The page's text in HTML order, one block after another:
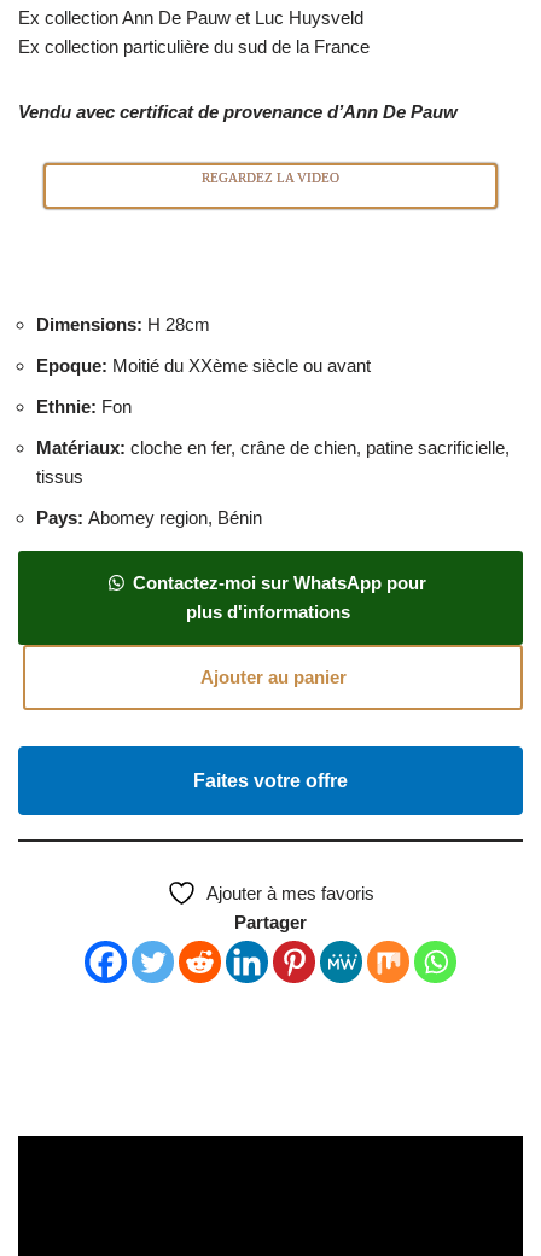
Ex collection Ann De Pauw et Luc Huysveld
Ex collection particulière du sud de la France
Vendu avec certificat de provenance d’Ann De Pauw
REGARDEZ LA VIDEO
Dimensions: H 28cm
Epoque: Moitié du XXème siècle ou avant
Ethnie: Fon
Matériaux: cloche en fer, crâne de chien, patine sacrificielle,
tissus
Pays: Abomey region, Bénin
Contactez-moi sur WhatsApp pour
plus d'informations
Ajouter au panier
Faites votre offre
Ajouter à mes favoris
Partager